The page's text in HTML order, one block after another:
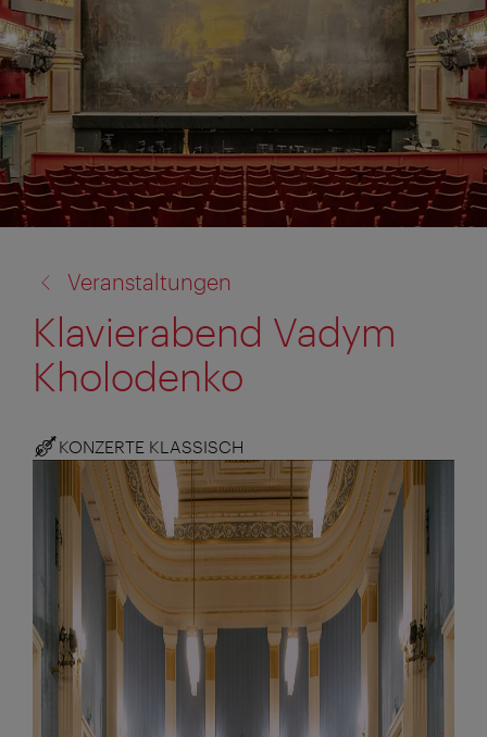
zu:
Veranstaltungen
Klavierabend Vadym
Kholodenko
KONZERTE KLASSISCH